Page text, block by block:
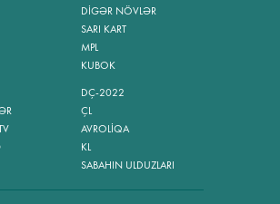
DİGƏR NÖVLƏR
SARI KART
MPL
KUBOK
DÇ-2022
ÇL
AVROLİQA
KL
SABAHIN ULDUZLARI